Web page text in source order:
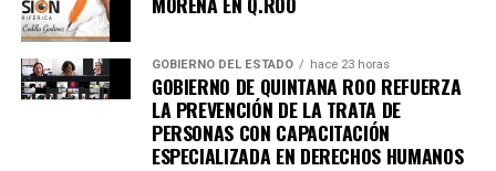
7. Uganda vive jornada violenta tras
arresto de Bobi Wine
Al menos siete personas murieron en enfrentamientos
entre manifestantes y fuerzas de seguridad luego de la
GOBIERNO DEL ESTADO hace 23 horas
GOBIERNO DE QUINTANA ROO REFUERZA
LA PREVENCIÓN DE LA TRATA DE
PERSONAS CON CAPACITACIÓN
ESPECIALIZADA EN DERECHOS HUMANOS